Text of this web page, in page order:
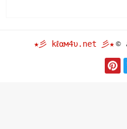
©
★彡 kℓαм4υ.net 彡★